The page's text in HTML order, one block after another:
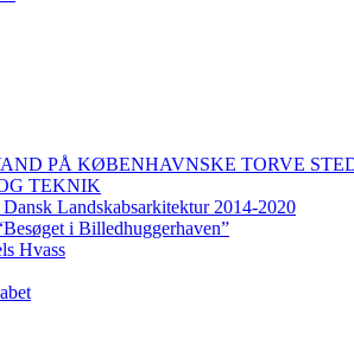
PÅ KØBENHAVNSKE TORVE
TEKNIK
Landskabsarkitektur 2014-2020
i Billedhuggerhaven”
Hvass